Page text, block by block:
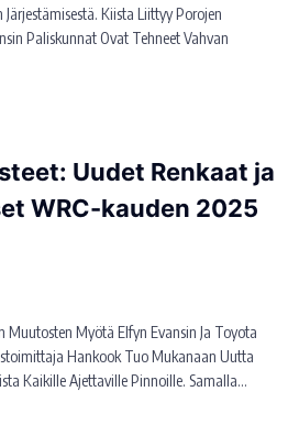
Kiista Liittyy Porojen
Paliskunnat Ovat Tehneet Vahvan
Uudet Renkaat ja
WRC-kauden 2025
Muutosten Myötä Elfyn Evansin Ja Toyota
Hankook Tuo Mukanaan Uutta
Kaikille Ajettaville Pinnoille. Samalla…